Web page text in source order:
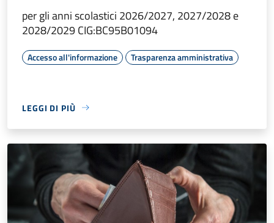
per gli anni scolastici 2026/2027, 2027/2028 e
2028/2029 CIG:BC95B01094
Accesso all'informazione Trasparenza amministrativa
LEGGI DI PIÙ